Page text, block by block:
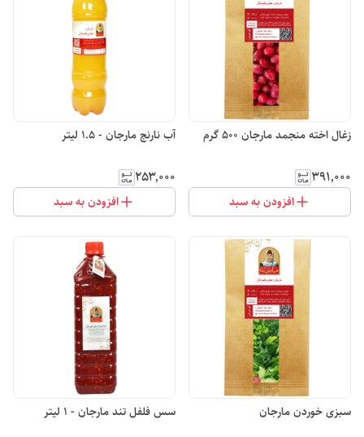
زغال اخته منجمد مارجان 500 گرم
۳۹۱٬۰۰۰
افزودن به سبد
آب نارنج مارجان - 1.5 لیتر
۲۵۳٬۰۰۰
افزودن به سبد
سبزی خوردن مارجان سس فلفل تند مارجان - 1 لیتر